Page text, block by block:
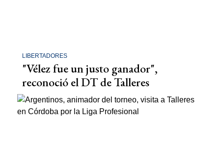
LIBERTADORES
"Vélez fue un justo ganador",
reconoció el DT de Talleres